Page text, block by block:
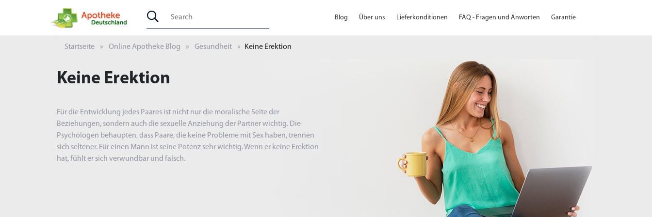
Blog Über uns Lieferkonditionen FAQ - Fragen und Anworten Garantie
Startseite Online Apotheke Blog Gesundheit Keine Erektion
Keine Erektion
Für die Entwicklung jedes Paares ist nicht nur die moralische Seite der
Beziehungen, sondern auch die sexuelle Anziehung der Partner wichtig. Die
Psychologen behaupten, dass Paare, die keine Probleme mit Sex haben, trennen
sich seltener. Für einen Mann ist seine Potenz sehr wichtig. Wenn er keine Erektion
hat, fühlt er sich verwundbar und falsch.